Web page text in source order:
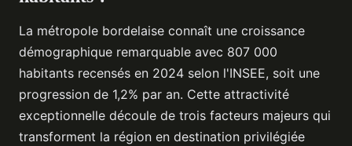
La métropole bordelaise connaît une croissance
démographique remarquable avec 807 000
habitants recensés en 2024 selon l'INSEE, soit une
progression de 1,2% par an. Cette attractivité
exceptionnelle découle de trois facteurs majeurs qui
transforment la région en destination privilégiée